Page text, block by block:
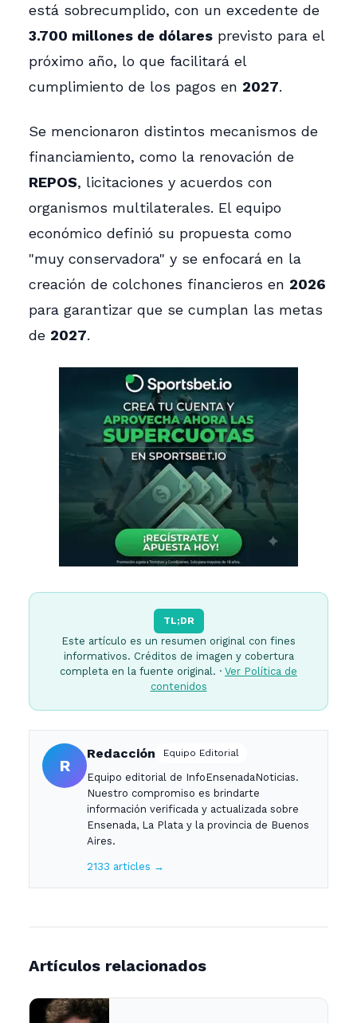
está sobrecumplido, con un excedente de
3.700 millones de dólares previsto para el
próximo año, lo que facilitará el
cumplimiento de los pagos en 2027.
Se mencionaron distintos mecanismos de
financiamiento, como la renovación de
REPOS, licitaciones y acuerdos con
organismos multilaterales. El equipo
económico definió su propuesta como
"muy conservadora" y se enfocará en la
creación de colchones financieros en 2026
para garantizar que se cumplan las metas
de 2027.
TL;DR
Este artículo es un resumen original con fines
informativos. Créditos de imagen y cobertura
completa en la fuente original. · Ver Política de
contenidos
R
Redacción Equipo Editorial
Equipo editorial de InfoEnsenadaNoticias.
Nuestro compromiso es brindarte
información verificada y actualizada sobre
Ensenada, La Plata y la provincia de Buenos
Aires.
2133 articles →
Artículos relacionados